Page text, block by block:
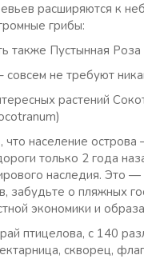
расширяются к
грибы:
также Пустынная
совсем не требуют
растений
что население
только 2 года
наследия. Это
забудьте о пляжных
экономики и
птицелова, с 140
скворец,